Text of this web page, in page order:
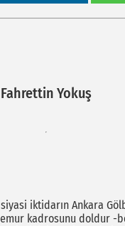
Fahrettin Yokuş
iktidarın Ankara
kadrosunu doldur